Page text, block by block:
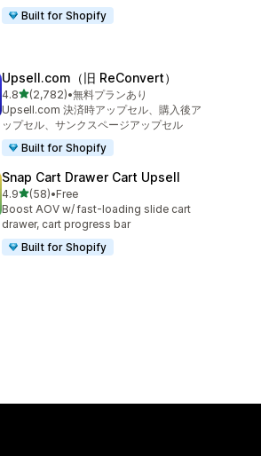
Built for Shopify
Upsell.com（旧 ReConvert）
4.85つ星中
(2,782)
合計レビュー数：2782件
•無料プランあり
Upsell.com 決済時アップセル、購入後ア
ップセル、サンクスページアップセル
Built for Shopify
Snap Cart Drawer Cart Upsell
4.95つ星中
(58)
合計レビュー数：58件
•Free
Boost AOV w/ fast-loading slide cart
drawer, cart progress bar
Built for Shopify